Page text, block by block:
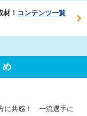
！ コンテンツ一覧
に共感！ 一流選手に